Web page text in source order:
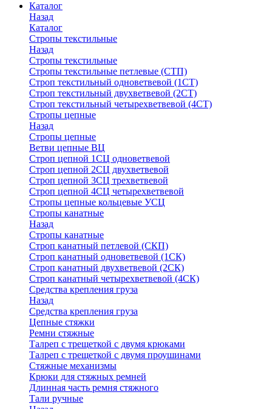
Каталог
Назад
Каталог
Стропы текстильные
Назад
Стропы текстильные
Стропы текстильные петлевые (СТП)
Строп текстильный одноветвевой (1СТ)
Строп текстильный двухветвевой (2СТ)
Строп текстильный четырехветвевой (4СТ)
Стропы цепные
Назад
Стропы цепные
Ветви цепные ВЦ
Строп цепной 1СЦ одноветвевой
Строп цепной 2СЦ двухветвевой
Строп цепной 3СЦ трехветвевой
Строп цепной 4СЦ четырехветвевой
Стропы цепные кольцевые УСЦ
Стропы канатные
Назад
Стропы канатные
Строп канатный петлевой (СКП)
Строп канатный одноветвевой (1СК)
Строп канатный двухветвевой (2СК)
Строп канатный четырехветвевой (4СК)
Средства крепления груза
Назад
Средства крепления груза
Цепные стяжки
Ремни стяжные
Талреп с трещеткой с двумя крюками
Талреп с трещеткой с двумя проушинами
Стяжные механизмы
Крюки для стяжных ремней
Длинная часть ремня стяжного
Тали ручные